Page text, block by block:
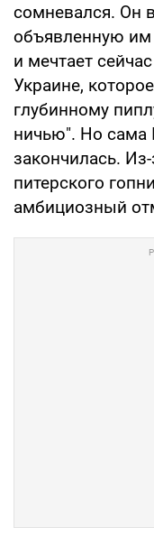
сомневался. Он
объявленную
и мечтает
Украине,
глубинному
ничью". Но сама
закончилась.
питерского
амбициозный